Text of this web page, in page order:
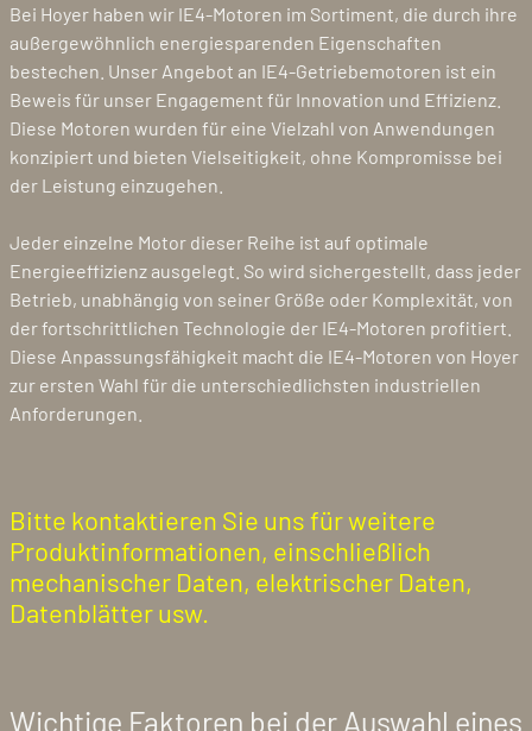
Bei Hoyer haben wir IE4-Motoren im Sortiment, die durch ihre
außergewöhnlich energiesparenden Eigenschaften
bestechen. Unser Angebot an IE4-Getriebemotoren ist ein
Beweis für unser Engagement für Innovation und Effizienz.
Diese Motoren wurden für eine Vielzahl von Anwendungen
konzipiert und bieten Vielseitigkeit, ohne Kompromisse bei
der Leistung einzugehen.
Jeder einzelne Motor dieser Reihe ist auf optimale
Energieeffizienz ausgelegt. So wird sichergestellt, dass jeder
Betrieb, unabhängig von seiner Größe oder Komplexität, von
der fortschrittlichen Technologie der IE4-Motoren profitiert.
Diese Anpassungsfähigkeit macht die IE4-Motoren von Hoyer
zur ersten Wahl für die unterschiedlichsten industriellen
Anforderungen.
Bitte kontaktieren Sie uns für weitere
Produktinformationen, einschließlich
mechanischer Daten, elektrischer Daten,
Datenblätter usw.
Wichtige Faktoren bei der Auswahl eines